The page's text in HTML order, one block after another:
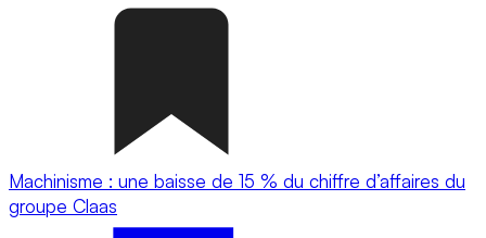
Machinisme : une baisse de 15 % du chiffre d’affaires du
groupe Claas